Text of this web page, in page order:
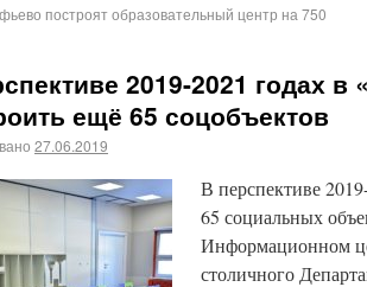
построят образовательный центр на 750
2019-2021 годах
ещё 65 соцобъектов
27.06.2019
В перспективе
65 социальных
Информационном
столичного